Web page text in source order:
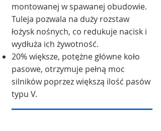
montowanej w spawanej obudowie.
Tuleja pozwala na duży rozstaw
łożysk nośnych, co redukuje nacisk i
wydłuża ich żywotność.
20% większe, potężne główne koło
pasowe, otrzymuje pełną moc
silników poprzez większą ilość pasów
typu V.